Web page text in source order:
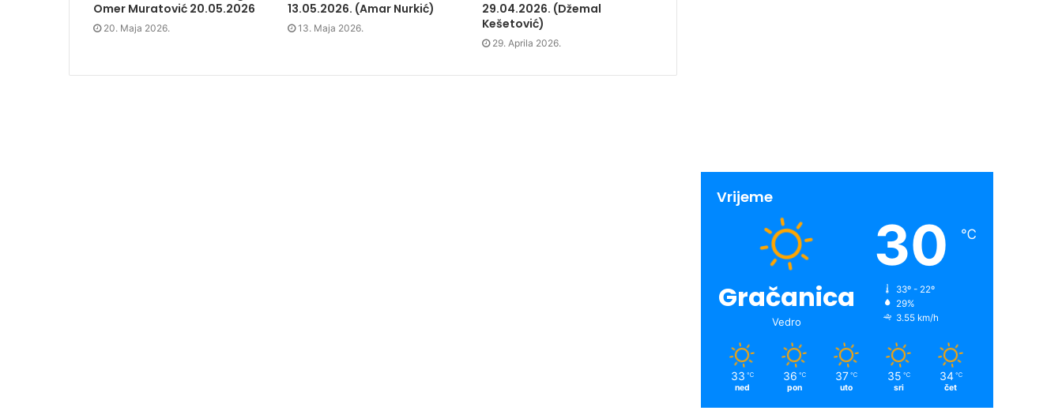
n
n
e
w
o
n
e
w
w
w
n
n
o
)
Omer Muratović 20.05.2026
20. Maja 2026.
13.05.2026. (Amar Nurkić)
13. Maja 2026.
29.04.2026. (Džemal
Kešetović)
29. Aprila 2026.
Vrijeme
Gračanica
Vedro
30 ℃
33º - 22º
29%
3.55 km/h
33 ℃
ned
36 ℃
pon
37 ℃
uto
35 ℃
sri
34 ℃
čet